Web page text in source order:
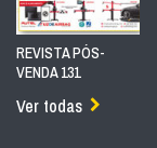
REVISTA PÓS-
VENDA 131
Ver todas